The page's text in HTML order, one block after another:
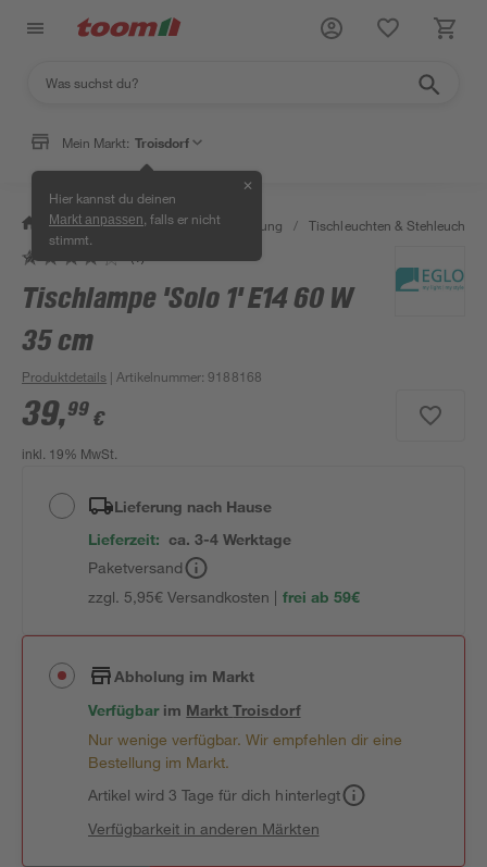
Mein Markt: Troisdorf
Hier kannst du deinen
Markt anpassen , falls er nicht
stimmt.
✕
/ Wohnen & Haushalt / Beleuchtung /
Tischleuchten & Stehleuchten
Tischlampe 'Solo 1' E14 60 W
35 cm
Produktdetails | Artikelnummer:9188168
39,99 €
inkl. 19% MwSt.
Lieferung nach Hause
Lieferzeit: ca. 3-4 Werktage
Paketversand
zzgl. 5,95€ Versandkosten | frei ab 59€
Abholung im Markt
Verfügbar im MarktTroisdorf
Nur wenige verfügbar. Wir empfehlen dir eine
Bestellung im Markt.
Artikel wird 3 Tage für dich hinterlegt
Verfügbarkeit in anderen Märkten